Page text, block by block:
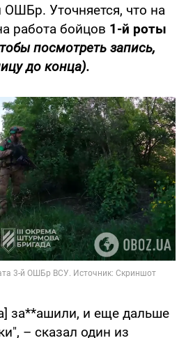
ОШБр. Уточняется, что на
работа бойцов 1-й роты
посмотреть запись,
до конца).
за**ашили, и еще дальше
– сказал один из